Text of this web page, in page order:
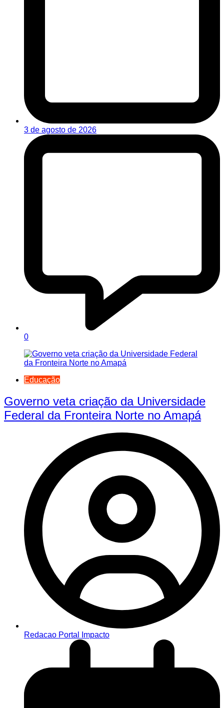
3 de agosto de 2026
0
Educação
Governo veta criação da Universidade
Federal da Fronteira Norte no Amapá
Redacao Portal Impacto